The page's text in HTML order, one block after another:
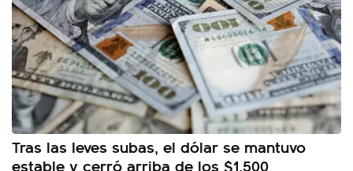
Tras las leves subas, el dólar se mantuvo
estable y cerró arriba de los $1.500